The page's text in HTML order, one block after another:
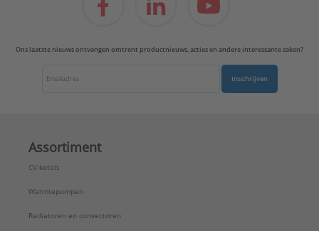
Ons laatste nieuws ontvangen omtrent productnieuws, acties en andere interessante zaken?
Inschrijven
Assortiment
CV-ketels
Warmtepompen
Radiatoren en convectoren